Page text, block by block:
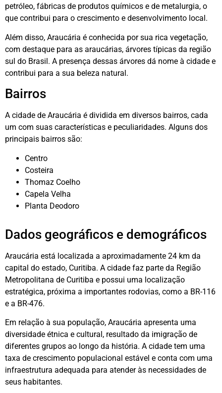
petróleo, fábricas de produtos químicos e de metalurgia, o
que contribui para o crescimento e desenvolvimento local.
Além disso, Araucária é conhecida por sua rica vegetação,
com destaque para as araucárias, árvores típicas da região
sul do Brasil. A presença dessas árvores dá nome à cidade e
contribui para a sua beleza natural.
Bairros
A cidade de Araucária é dividida em diversos bairros, cada
um com suas características e peculiaridades. Alguns dos
principais bairros são:
Centro
Costeira
Thomaz Coelho
Capela Velha
Planta Deodoro
Dados geográficos e demográficos
Araucária está localizada a aproximadamente 24 km da
capital do estado, Curitiba. A cidade faz parte da Região
Metropolitana de Curitiba e possui uma localização
estratégica, próxima a importantes rodovias, como a BR-116
e a BR-476.
Em relação à sua população, Araucária apresenta uma
diversidade étnica e cultural, resultado da imigração de
diferentes grupos ao longo da história. A cidade tem uma
taxa de crescimento populacional estável e conta com uma
infraestrutura adequada para atender às necessidades de
seus habitantes.